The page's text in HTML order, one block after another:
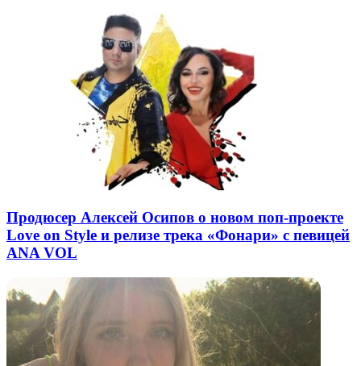
Продюсер Алексей Осипов о новом поп-проекте
Love on Style и релизе трека «Фонари» с певицей
ANA VOL